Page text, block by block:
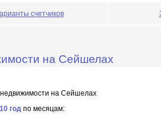
счетчиков
на Сейшелах
на Сейшелах
год по месяцам: